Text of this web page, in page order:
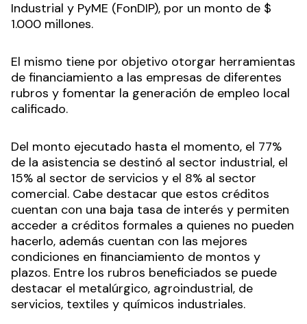
Industrial y PyME (FonDIP), por un monto de $
1.000 millones.
El mismo tiene por objetivo otorgar herramientas
de financiamiento a las empresas de diferentes
rubros y fomentar la generación de empleo local
calificado.
Del monto ejecutado hasta el momento, el 77%
de la asistencia se destinó al sector industrial, el
15% al sector de servicios y el 8% al sector
comercial. Cabe destacar que estos créditos
cuentan con una baja tasa de interés y permiten
acceder a créditos formales a quienes no pueden
hacerlo, además cuentan con las mejores
condiciones en financiamiento de montos y
plazos. Entre los rubros beneficiados se puede
destacar el metalúrgico, agroindustrial, de
servicios, textiles y químicos industriales.